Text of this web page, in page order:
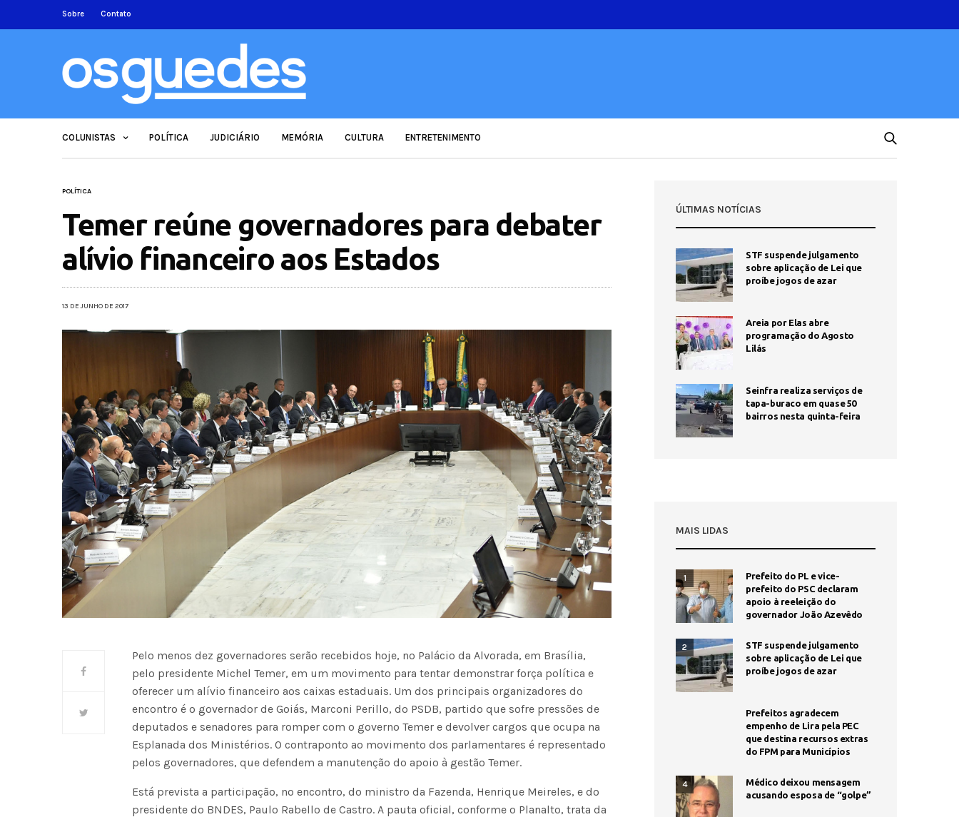
Sobre Contato
COLUNISTAS POLÍTICA JUDICIÁRIO MEMÓRIA CULTURA ENTRETENIMENTO
POLÍTICA
Temer reúne governadores para debater
alívio financeiro aos Estados
13 DE JUNHO DE 2017
Pelo menos dez governadores serão recebidos hoje, no Palácio da Alvorada, em Brasília,
pelo presidente Michel Temer, em um movimento para tentar demonstrar força política e
oferecer um alívio financeiro aos caixas estaduais. Um dos principais organizadores do
encontro é o governador de Goiás, Marconi Perillo, do PSDB, partido que sofre pressões de
deputados e senadores para romper com o governo Temer e devolver cargos que ocupa na
Esplanada dos Ministérios. O contraponto ao movimento dos parlamentares é representado
pelos governadores, que defendem a manutenção do apoio à gestão Temer.
Está prevista a participação, no encontro, do ministro da Fazenda, Henrique Meireles, e do
presidente do BNDES, Paulo Rabello de Castro. A pauta oficial, conforme o Planalto, trata da
ÚLTIMAS NOTÍCIAS
STF suspende julgamento
sobre aplicação de Lei que
proíbe jogos de azar
Areia por Elas abre
programação do Agosto
Lilás
Seinfra realiza serviços de
tapa-buraco em quase 50
bairros nesta quinta-feira
MAIS LIDAS
1
Prefeito do PL e vice-
prefeito do PSC declaram
apoio à reeleição do
governador João Azevêdo
2
STF suspende julgamento
sobre aplicação de Lei que
proíbe jogos de azar
Prefeitos agradecem
empenho de Lira pela PEC
que destina recursos extras
do FPM para Municípios
4
Médico deixou mensagem
acusando esposa de “golpe”